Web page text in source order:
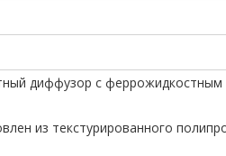
диффузор с феррожидкостным
из текстурированного